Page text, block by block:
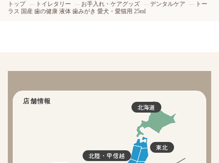
トップ トイレタリー お手入れ・ケアグッズ デンタルケア
トー
ラス 国産 歯の健康 液体 歯みがき 愛犬・愛猫用 25ml
店舗情報
北海道
東北
北陸・甲信越